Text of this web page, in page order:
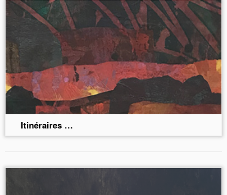
Itinéraires …